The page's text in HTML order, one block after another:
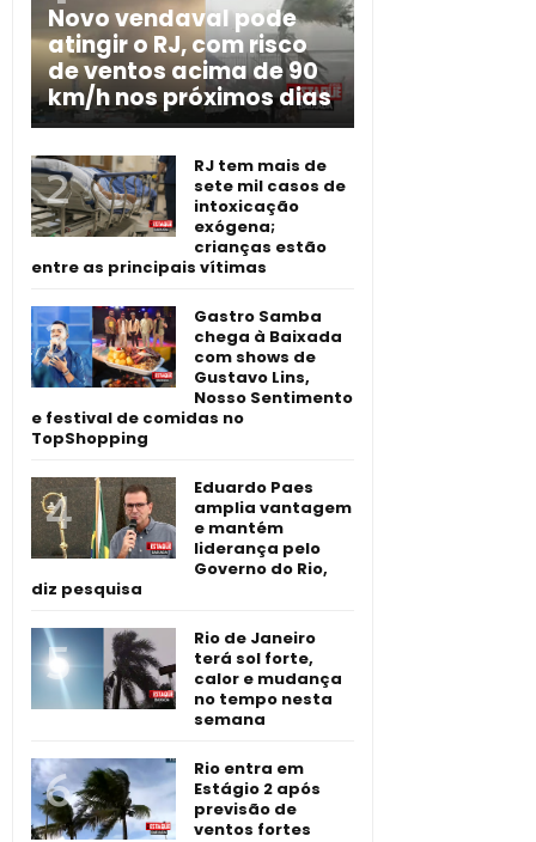
Novo vendaval pode
atingir o RJ, com risco
de ventos acima de 90
km/h nos próximos dias
RJ tem mais de
sete mil casos de
intoxicação
exógena;
crianças estão
entre as principais vítimas
Gastro Samba
chega à Baixada
com shows de
Gustavo Lins,
Nosso Sentimento
e festival de comidas no
TopShopping
Eduardo Paes
amplia vantagem
e mantém
liderança pelo
Governo do Rio,
diz pesquisa
Rio de Janeiro
terá sol forte,
calor e mudança
no tempo nesta
semana
Rio entra em
Estágio 2 após
previsão de
ventos fortes